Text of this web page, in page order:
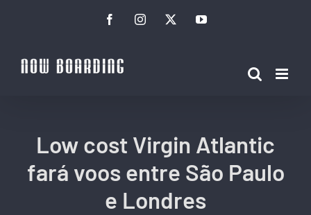
conteúdo
FacebookInstagramTwitterYouTube
Low cost Virgin Atlantic
fará voos entre São Paulo
e Londres